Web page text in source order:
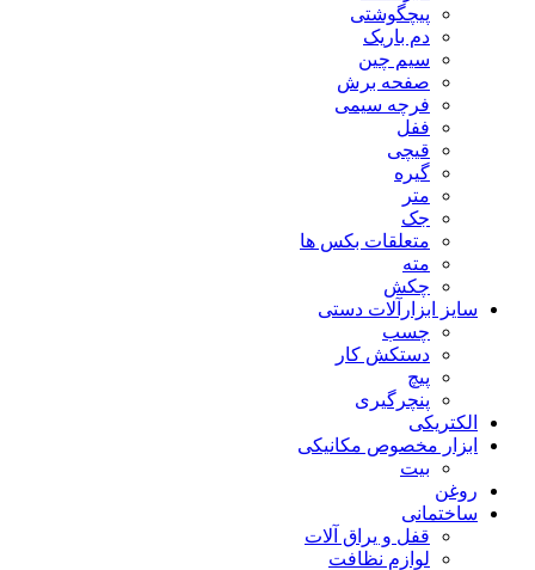
پیچگوشتی
دم باریک
سیم چین
صفحه برش
فرچه سیمی
ففل
قیچی
گیره
متر
جک
متعلقات بکس ها
مته
چکش
سایز ابزارآلات دستی
چسب
دستکش کار
پیچ
پنچرگیری
الکتریکی
ابزار مخصوص مکانیکی
بیت
روغن
ساختمانی
قفل و یراق آلات
لوازم نظافت